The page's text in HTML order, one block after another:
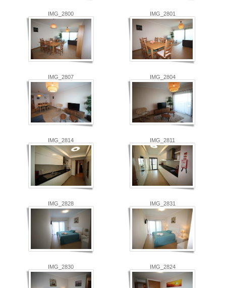
IMG_2800 IMG_2801
IMG_2807 IMG_2804
IMG_2814 IMG_2811
IMG_2828 IMG_2831
IMG_2830 IMG_2824